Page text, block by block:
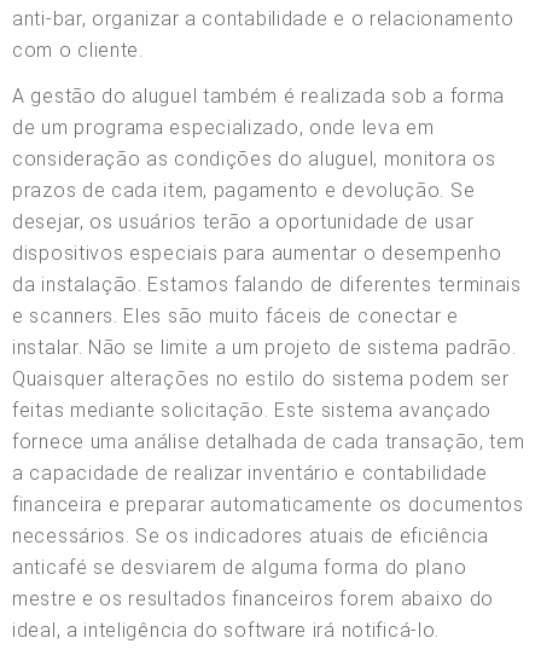
anti-bar, organizar a contabilidade e o relacionamento
com o cliente.
A gestão do aluguel também é realizada sob a forma
de um programa especializado, onde leva em
consideração as condições do aluguel, monitora os
prazos de cada item, pagamento e devolução. Se
desejar, os usuários terão a oportunidade de usar
dispositivos especiais para aumentar o desempenho
da instalação. Estamos falando de diferentes terminais
e scanners. Eles são muito fáceis de conectar e
instalar. Não se limite a um projeto de sistema padrão.
Quaisquer alterações no estilo do sistema podem ser
feitas mediante solicitação. Este sistema avançado
fornece uma análise detalhada de cada transação, tem
a capacidade de realizar inventário e contabilidade
financeira e preparar automaticamente os documentos
necessários. Se os indicadores atuais de eficiência
anticafé se desviarem de alguma forma do plano
mestre e os resultados financeiros forem abaixo do
ideal, a inteligência do software irá notificá-lo.